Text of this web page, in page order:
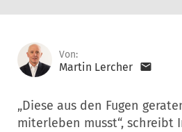
Von:
Martin Lercher
„Diese aus den Fugen
miterleben musst“, schreibt